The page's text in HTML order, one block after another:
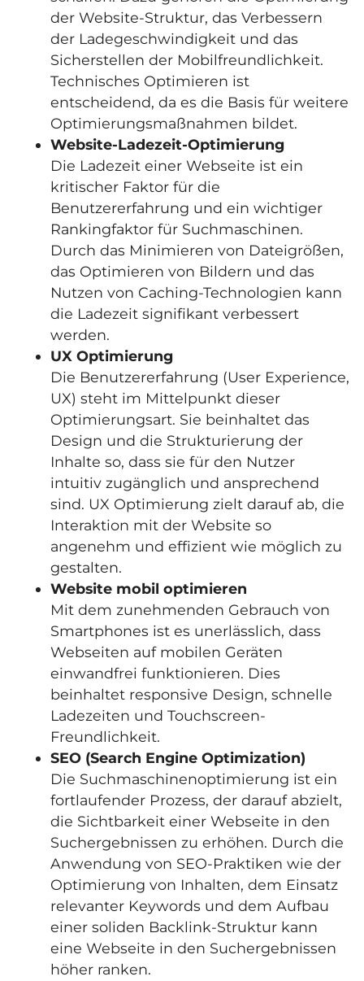
der Website-Struktur, das Verbessern
der Ladegeschwindigkeit und das
Sicherstellen der Mobilfreundlichkeit.
Technisches Optimieren ist
entscheidend, da es die Basis für weitere
Optimierungsmaßnahmen bildet.
Website-Ladezeit-Optimierung
Die Ladezeit einer Webseite ist ein
kritischer Faktor für die
Benutzererfahrung und ein wichtiger
Rankingfaktor für Suchmaschinen.
Durch das Minimieren von Dateigrößen,
das Optimieren von Bildern und das
Nutzen von Caching-Technologien kann
die Ladezeit signifikant verbessert
werden.
UX Optimierung
Die Benutzererfahrung (User Experience,
UX) steht im Mittelpunkt dieser
Optimierungsart. Sie beinhaltet das
Design und die Strukturierung der
Inhalte so, dass sie für den Nutzer
intuitiv zugänglich und ansprechend
sind. UX Optimierung zielt darauf ab, die
Interaktion mit der Website so
angenehm und effizient wie möglich zu
gestalten.
Website mobil optimieren
Mit dem zunehmenden Gebrauch von
Smartphones ist es unerlässlich, dass
Webseiten auf mobilen Geräten
einwandfrei funktionieren. Dies
beinhaltet responsive Design, schnelle
Ladezeiten und Touchscreen-
Freundlichkeit.
SEO (Search Engine Optimization)
Die Suchmaschinenoptimierung ist ein
fortlaufender Prozess, der darauf abzielt,
die Sichtbarkeit einer Webseite in den
Suchergebnissen zu erhöhen. Durch die
Anwendung von SEO-Praktiken wie der
Optimierung von Inhalten, dem Einsatz
relevanter Keywords und dem Aufbau
einer soliden Backlink-Struktur kann
eine Webseite in den Suchergebnissen
höher ranken.